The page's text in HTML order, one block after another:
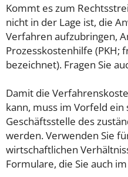
Kommt es zum
nicht in der Lage ist, die
Verfahren aufzubringen,
Prozesskostenhilfe (PKH;
bezeichnet). Fragen Sie
Damit die
kann, muss im Vorfeld
Geschäftsstelle des
werden. Verwenden Sie
wirtschaftlichen
Formulare, die Sie auch